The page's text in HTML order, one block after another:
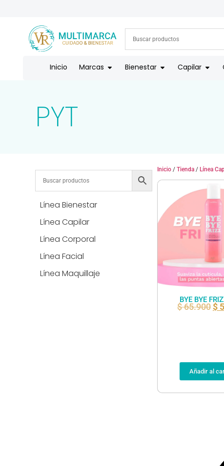
ENVÍOS A TODO EL PAÍS | RECIBIMOS TODOS LOS MEDIOS DE
Inicio Marcas Bienestar Capilar
PYT
Línea Bienestar
Línea Capilar
Línea Corporal
Línea Facial
Línea Maquillaje
Inicio / Tienda / Línea
BYE BYE
$65.900$
Añadir al